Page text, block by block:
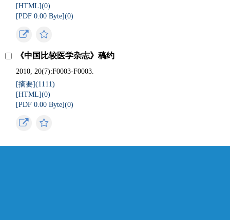
[HTML](0)
[PDF 0.00 Byte](0)
《中国比较医学杂志》稿约
2010, 20(7):F0003-F0003.
[摘要](1111)
[HTML](0)
[PDF 0.00 Byte](0)